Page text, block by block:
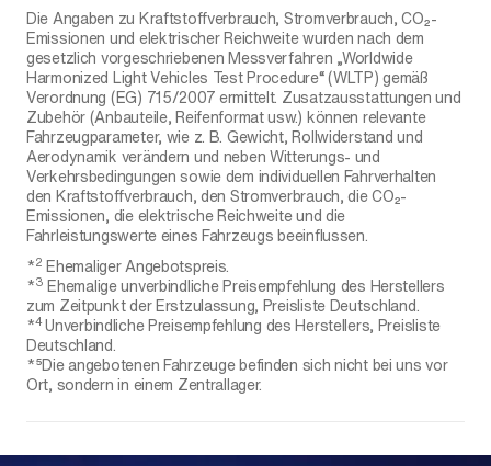
Die Angaben zu Kraftstoffverbrauch, Stromverbrauch, CO₂-
Emissionen und elektrischer Reichweite wurden nach dem
gesetzlich vorgeschriebenen Messverfahren „Worldwide
Harmonized Light Vehicles Test Procedure“ (WLTP) gemäß
Verordnung (EG) 715/2007 ermittelt. Zusatzausstattungen und
Zubehör (Anbauteile, Reifenformat usw.) können relevante
Fahrzeugparameter, wie z. B. Gewicht, Rollwiderstand und
Aerodynamik verändern und neben Witterungs- und
Verkehrsbedingungen sowie dem individuellen Fahrverhalten
den Kraftstoffverbrauch, den Stromverbrauch, die CO₂-
Emissionen, die elektrische Reichweite und die
Fahrleistungswerte eines Fahrzeugs beeinflussen.
*2 Ehemaliger Angebotspreis.
*3 Ehemalige unverbindliche Preisempfehlung des Herstellers
zum Zeitpunkt der Erstzulassung, Preisliste Deutschland.
*4Unverbindliche Preisempfehlung des Herstellers, Preisliste
Deutschland.
*⁵Die angebotenen Fahrzeuge befinden sich nicht bei uns vor
Ort, sondern in einem Zentrallager.